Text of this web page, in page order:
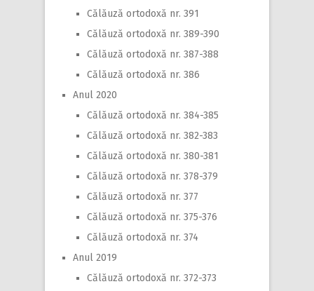
Călăuză ortodoxă nr. 391
Călăuză ortodoxă nr. 389-390
Călăuză ortodoxă nr. 387-388
Călăuză ortodoxă nr. 386
Anul 2020
Călăuză ortodoxă nr. 384-385
Călăuză ortodoxă nr. 382-383
Călăuză ortodoxă nr. 380-381
Călăuză ortodoxă nr. 378-379
Călăuză ortodoxă nr. 377
Călăuză ortodoxă nr. 375-376
Călăuză ortodoxă nr. 374
Anul 2019
Călăuză ortodoxă nr. 372-373